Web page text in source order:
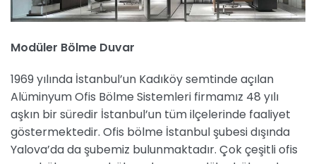
Modüler Bölme Duvar
1969 yılında İstanbul’un Kadıköy semtinde açılan
Alüminyum Ofis Bölme Sistemleri firmamız 48 yılı
aşkın bir süredir İstanbul’un tüm ilçelerinde faaliyet
göstermektedir. Ofis bölme İstanbul şubesi dışında
Yalova’da da şubemiz bulunmaktadır. Çok çeşitli ofis